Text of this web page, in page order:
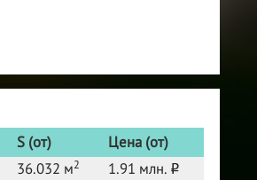
S (от)
Цена (от)
36.032 м2 1.91 млн. o